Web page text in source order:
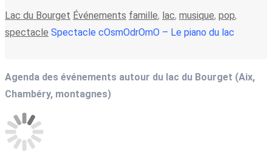
Lac du Bourget Événements famille, lac, musique, pop,
spectacle Spectacle cOsmOdrOmO – Le piano du lac
Agenda des événements autour du lac du Bourget (Aix,
Chambéry, montagnes)